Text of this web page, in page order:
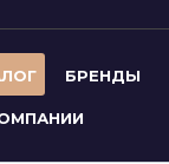
БРЕНДЫ